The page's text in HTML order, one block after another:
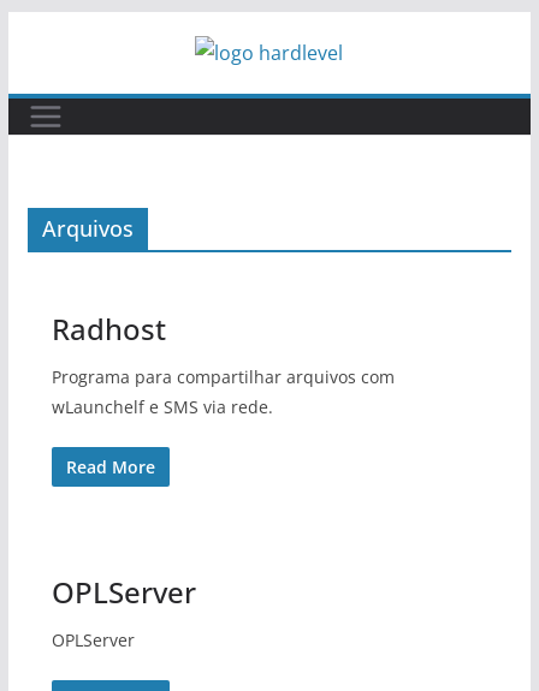
o
conteúdo
Arquivos
Radhost
Programa para compartilhar arquivos com
wLaunchelf e SMS via rede.
Read More
OPLServer
OPLServer